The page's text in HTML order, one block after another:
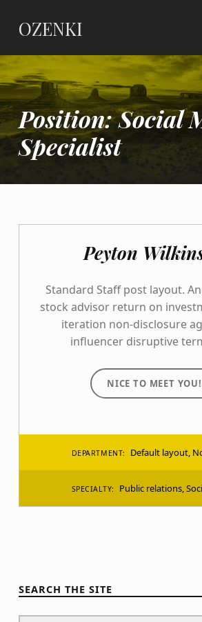
OZENKI
Position:Social
Specialist
Peyton
Standard Staff post layout.
stock advisor return on
iteration non-disclosure
influencer disruptive
NICE TO MEET YOU!
DEPARTMENT: Default layout,
SPECIALTY: Public relations,
SEARCH THE SITE
Buscar: